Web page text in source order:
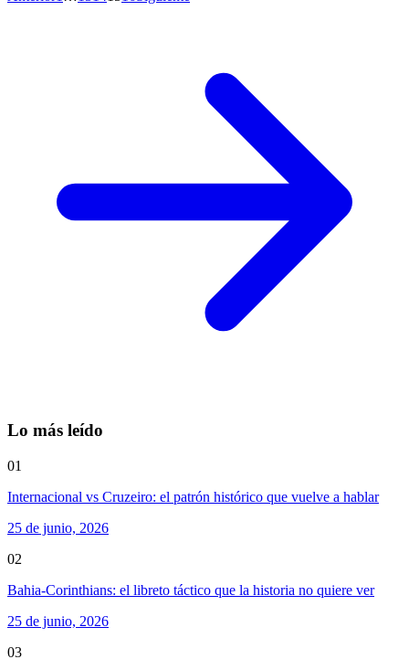
Lo más leído
01
Internacional vs Cruzeiro: el patrón histórico que vuelve a hablar
25 de junio, 2026
02
Bahia-Corinthians: el libreto táctico que la historia no quiere ver
25 de junio, 2026
03